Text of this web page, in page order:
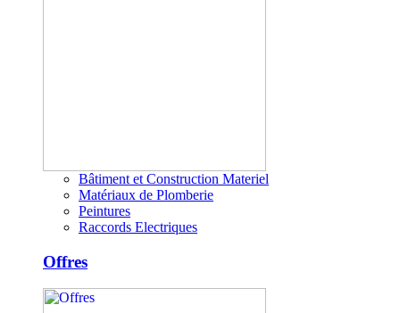
Bâtiment et Construction Materiel
Matériaux de Plomberie
Peintures
Raccords Electriques
Offres